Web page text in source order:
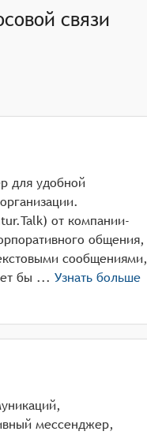
связи
для удобной
от компании-
общения,
сообщениями,
управления групповыми чатами. Система может бы ... Узнать больше
мессенджер,